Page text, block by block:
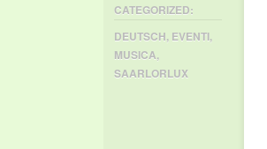
CATEGORIZED:
DEUTSCH, EVENTI,
MUSICA,
SAARLORLUX